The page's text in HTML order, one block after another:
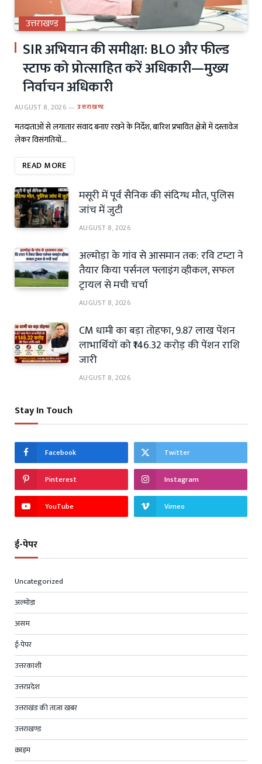
उत्तराखण्ड
SIR अभियान की समीक्षा: BLO और फील्ड
स्टाफ को प्रोत्साहित करें अधिकारी—मुख्य
निर्वाचन अधिकारी
AUGUST 8, 2026 उत्तराखण्ड
मतदाताओं से लगातार संवाद बनाए रखने के निर्देश, बारिश प्रभावित क्षेत्रों में दस्तावेज
लेकर विसंगतियों…
READ MORE
मसूरी में पूर्व सैनिक की संदिग्ध मौत, पुलिस
जांच में जुटी
AUGUST 8, 2026
अल्मोड़ा के गांव से आसमान तक: रवि टम्टा ने
तैयार किया पर्सनल फ्लाइंग व्हीकल, सफल
ट्रायल से मची चर्चा
AUGUST 8, 2026
CM धामी का बड़ा तोहफा, 9.87 लाख पेंशन
लाभार्थियों को ₹146.32 करोड़ की पेंशन राशि
जारी
AUGUST 8, 2026
Stay In Touch
Facebook Twitter
Pinterest Instagram
YouTube Vimeo
ई-पेपर
Uncategorized
अल्मोड़ा
असम
ई-पेपर
उत्तरकाशी
उत्तरप्रदेश
उत्तराखंड की ताज़ा खबर
उत्तराखण्ड
क्राइम